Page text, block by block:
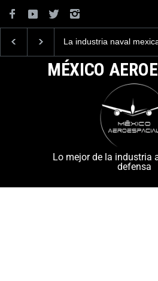
La industria naval
la Armada de México
MÉXICO
Lo mejor de la industria
defensa